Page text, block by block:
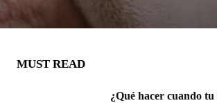
MUST READ
¿Qué hacer cuando tu